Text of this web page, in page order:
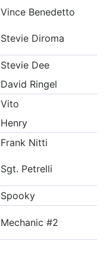
Vince Benedetto
Stevie Diroma
Stevie Dee
David Ringel
Vito
Henry
Frank Nitti
Sgt. Petrelli
Spooky
Mechanic #2